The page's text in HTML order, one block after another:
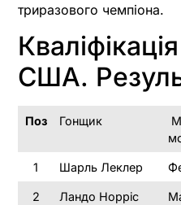
триразового чемпіона.
США.
Поз Гонщик
1 Шарль Леклер
2 Ландо Норріс